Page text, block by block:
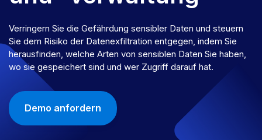
Verringern Sie die Gefährdung sensibler Daten und steuern
Sie dem Risiko der Datenexfiltration entgegen, indem Sie
herausfinden, welche Arten von sensiblen Daten Sie haben,
wo sie gespeichert sind und wer Zugriff darauf hat.
Demo anfordern